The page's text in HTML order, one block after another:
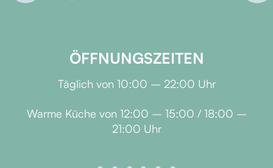
ÖFFNUNGSZEITEN
Täglich von 10:00 – 22:00 Uhr
Warme Küche von 12:00 – 15:00 / 18:00 –
21:00 Uhr